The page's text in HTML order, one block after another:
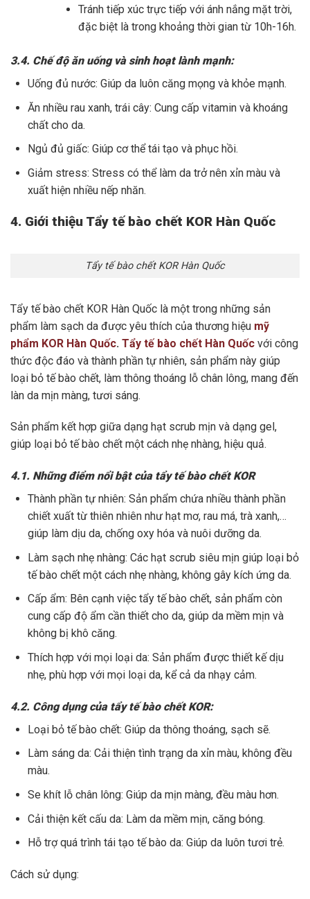
Tránh tiếp xúc trực tiếp với ánh nắng mặt trời,
đặc biệt là trong khoảng thời gian từ 10h-16h.
3.4. Chế độ ăn uống và sinh hoạt lành mạnh:
Uống đủ nước: Giúp da luôn căng mọng và khỏe mạnh.
Ăn nhiều rau xanh, trái cây: Cung cấp vitamin và khoáng
chất cho da.
Ngủ đủ giấc: Giúp cơ thể tái tạo và phục hồi.
Giảm stress: Stress có thể làm da trở nên xỉn màu và
xuất hiện nhiều nếp nhăn.
4. Giới thiệu Tẩy tế bào chết KOR Hàn Quốc
Tẩy tế bào chết KOR Hàn Quốc
Tẩy tế bào chết KOR Hàn Quốc là một trong những sản
phẩm làm sạch da được yêu thích của thương hiệu mỹ
phẩm KOR Hàn Quốc. Tẩy tế bào chết Hàn Quốc với công
thức độc đáo và thành phần tự nhiên, sản phẩm này giúp
loại bỏ tế bào chết, làm thông thoáng lỗ chân lông, mang đến
làn da mịn màng, tươi sáng.
Sản phẩm kết hợp giữa dạng hạt scrub mịn và dạng gel,
giúp loại bỏ tế bào chết một cách nhẹ nhàng, hiệu quả.
4.1. Những điểm nổi bật của tẩy tế bào chết KOR
Thành phần tự nhiên: Sản phẩm chứa nhiều thành phần
chiết xuất từ thiên nhiên như hạt mơ, rau má, trà xanh,…
giúp làm dịu da, chống oxy hóa và nuôi dưỡng da.
Làm sạch nhẹ nhàng: Các hạt scrub siêu mịn giúp loại bỏ
tế bào chết một cách nhẹ nhàng, không gây kích ứng da.
Cấp ẩm: Bên cạnh việc tẩy tế bào chết, sản phẩm còn
cung cấp độ ẩm cần thiết cho da, giúp da mềm mịn và
không bị khô căng.
Thích hợp với mọi loại da: Sản phẩm được thiết kế dịu
nhẹ, phù hợp với mọi loại da, kể cả da nhạy cảm.
4.2. Công dụng của tẩy tế bào chết KOR:
Loại bỏ tế bào chết: Giúp da thông thoáng, sạch sẽ.
Làm sáng da: Cải thiện tình trạng da xỉn màu, không đều
màu.
Se khít lỗ chân lông: Giúp da mịn màng, đều màu hơn.
Cải thiện kết cấu da: Làm da mềm mịn, căng bóng.
Hỗ trợ quá trình tái tạo tế bào da: Giúp da luôn tươi trẻ.
Cách sử dụng: